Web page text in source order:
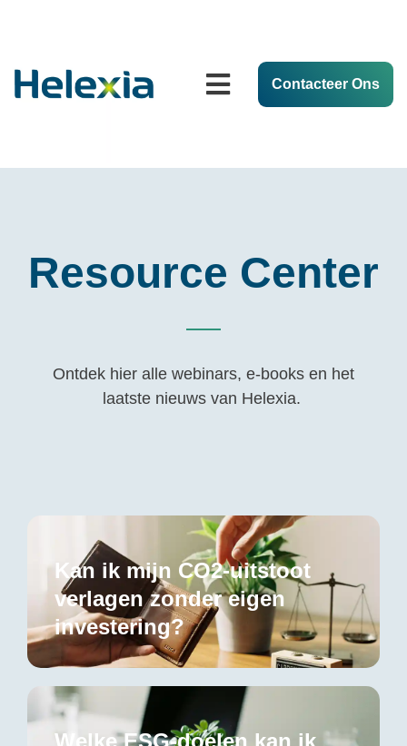
Contacteer Ons
Resource Center
Ontdek hier alle webinars, e-books en het
laatste nieuws van Helexia.
Kan ik mijn CO2-uitstoot
verlagen zonder eigen
investering?
Welke ESG-doelen kan ik